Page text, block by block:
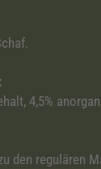
4,5%
den regulären